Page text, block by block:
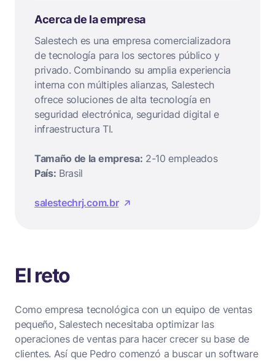
Acerca de la empresa
Salestech es una empresa comercializadora
de tecnología para los sectores público y
privado. Combinando su amplia experiencia
interna con múltiples alianzas, Salestech
ofrece soluciones de alta tecnología en
seguridad electrónica, seguridad digital e
infraestructura TI.
Tamaño de la empresa: 2-10 empleados
País: Brasil
salestechrj.com.br
El reto
Como empresa tecnológica con un equipo de ventas
pequeño, Salestech necesitaba optimizar las
operaciones de ventas para hacer crecer su base de
clientes. Así que Pedro comenzó a buscar un software